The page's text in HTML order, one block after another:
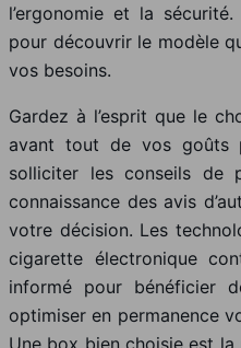
l’ergonomie et la
pour découvrir le modèle
vos besoins.
Gardez à l’esprit que le
avant tout de vos goûts
solliciter les conseils de
connaissance des avis
votre décision. Les
cigarette électronique
informé pour bénéficier
optimiser en permanence